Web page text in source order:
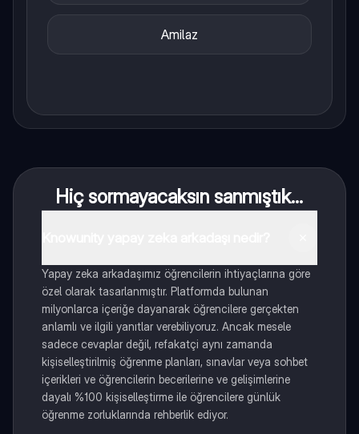
Amilaz
Hiç sormayacaksın sanmıştık...
Yapay zeka arkadaşımız öğrencilerin ihtiyaçlarına göre
özel olarak tasarlanmıştır. Platformda bulunan
milyonlarca içeriğe dayanarak öğrencilere gerçekten
anlamlı ve ilgili yanıtlar verebiliyoruz. Ancak mesele
sadece cevaplar değil, refakatçi aynı zamanda
kişiselleştirilmiş öğrenme planları, sınavlar veya sohbet
içerikleri ve öğrencilerin becerilerine ve gelişimlerine
dayalı %100 kişiselleştirme ile öğrencilere günlük
öğrenme zorluklarında rehberlik ediyor.